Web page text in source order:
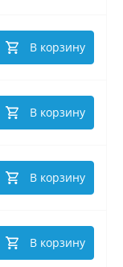
В корзину
В корзину
В корзину
В корзину